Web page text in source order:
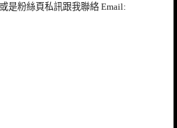
是粉絲頁私訊跟我聯絡 Email: